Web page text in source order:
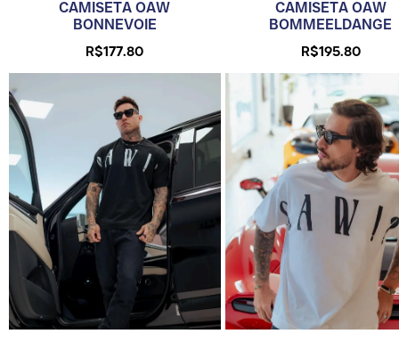
CAMISETA OAW
BONNEVOIE
R$177.80
CAMISETA OAW
BOMMEELDANGE
R$195.80